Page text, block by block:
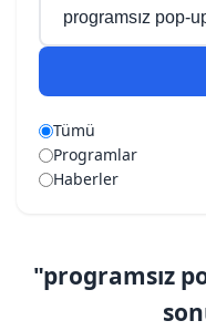
Tümü
Programlar
Haberler
"programsız